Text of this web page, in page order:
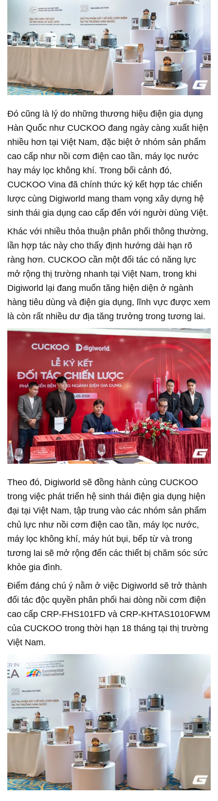
Đó cũng là lý do những thương hiệu điện gia dụng
Hàn Quốc như CUCKOO đang ngày càng xuất hiện
nhiều hơn tại Việt Nam, đặc biệt ở nhóm sản phẩm
cao cấp như nồi cơm điện cao tần, máy lọc nước
hay máy lọc không khí. Trong bối cảnh đó,
CUCKOO Vina đã chính thức ký kết hợp tác chiến
lược cùng Digiworld mang tham vọng xây dựng hệ
sinh thái gia dụng cao cấp đến với người dùng Việt.
Khác với nhiều thỏa thuận phân phối thông thường,
lần hợp tác này cho thấy định hướng dài hạn rõ
ràng hơn. CUCKOO cần một đối tác có năng lực
mở rộng thị trường nhanh tại Việt Nam, trong khi
Digiworld lại đang muốn tăng hiện diện ở ngành
hàng tiêu dùng và điện gia dụng, lĩnh vực được xem
là còn rất nhiều dư địa tăng trưởng trong tương lai.
Theo đó, Digiworld sẽ đồng hành cùng CUCKOO
trong việc phát triển hệ sinh thái điện gia dụng hiện
đại tại Việt Nam, tập trung vào các nhóm sản phẩm
chủ lực như nồi cơm điện cao tần, máy lọc nước,
máy lọc không khí, máy hút bụi, bếp từ và trong
tương lai sẽ mở rộng đến các thiết bị chăm sóc sức
khỏe gia đình.
Điểm đáng chú ý nằm ở việc Digiworld sẽ trở thành
đối tác độc quyền phân phối hai dòng nồi cơm điện
cao cấp CRP-FHS101FD và CRP-KHTAS1010FWM
của CUCKOO trong thời hạn 18 tháng tại thị trường
Việt Nam.